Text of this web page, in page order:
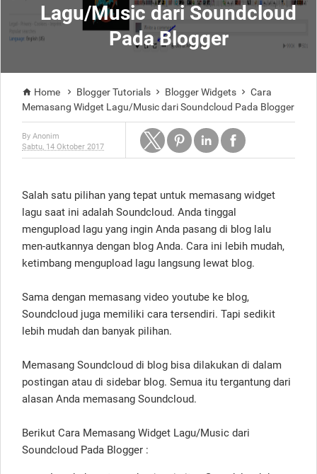
Lagu/Music dari Soundcloud
Pada Blogger
 Home  Blogger Tutorials  Blogger Widgets  Cara
Memasang Widget Lagu/Music dari Soundcloud Pada Blogger
By Anonim
Sabtu, 14 Oktober 2017
Salah satu pilihan yang tepat untuk memasang widget
lagu saat ini adalah Soundcloud. Anda tinggal
mengupload lagu yang ingin Anda pasang di blog lalu
men-autkannya dengan blog Anda. Cara ini lebih mudah,
ketimbang mengupload lagu langsung lewat blog.
Sama dengan memasang video youtube ke blog,
Soundcloud juga memiliki cara tersendiri. Tapi sedikit
lebih mudah dan banyak pilihan.
Memasang Soundcloud di blog bisa dilakukan di dalam
postingan atau di sidebar blog. Semua itu tergantung dari
alasan Anda memasang Soundcloud.
Berikut Cara Memasang Widget Lagu/Music dari
Soundcloud Pada Blogger :